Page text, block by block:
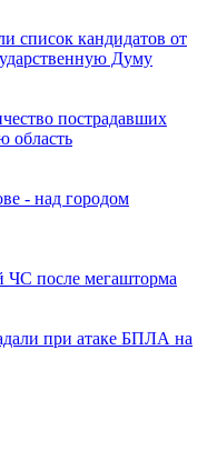
список кандидатов от
Думу
пострадавших
область
- над городом
ЧС после мегашторма
при атаке БПЛА на